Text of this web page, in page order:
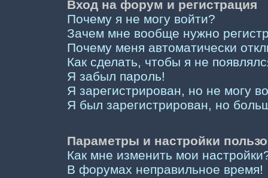
Вход на форум и регистрация
Почему я не могу войти?
Зачем мне вообще нужно
Почему меня автоматически
Как сделать, чтобы я не
Я забыл пароль!
Я зарегистрирован, но не могу
Я был зарегистрирован, но
Параметры и настройки
Как мне изменить мои
В форумах неправильное время!